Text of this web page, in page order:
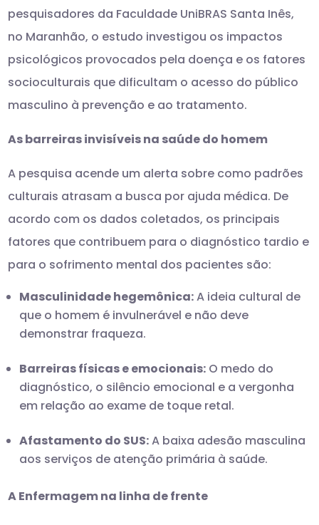
pesquisadores da Faculdade UniBRAS Santa Inês,
no Maranhão, o estudo investigou os impactos
psicológicos provocados pela doença e os fatores
socioculturais que dificultam o acesso do público
masculino à prevenção e ao tratamento.
As barreiras invisíveis na saúde do homem
A pesquisa acende um alerta sobre como padrões
culturais atrasam a busca por ajuda médica. De
acordo com os dados coletados, os principais
fatores que contribuem para o diagnóstico tardio e
para o sofrimento mental dos pacientes são:
Masculinidade hegemônica:A ideia cultural de
que o homem é invulnerável e não deve
demonstrar fraqueza.
Barreiras físicas e emocionais: O medo do
diagnóstico, o silêncio emocional e a vergonha
em relação ao exame de toque retal.
Afastamento do SUS:A baixa adesão masculina
aos serviços de atenção primária à saúde.
A Enfermagem na linha de frente